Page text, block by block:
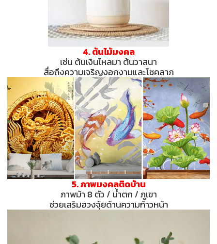
4. ต้นไม้มงคล
เช่น ต้นเงินไหลมา ต้นวาสนา
สื่อถึงความเจริญงอกงามและโชคลาภ
5. ภาพมงคลติดบ้าน
ภาพม้า 8 ตัว / น้ำตก / ภูเขา
ช่วยเสริมฮวงจุ้ยด้านความก้าวหน้า